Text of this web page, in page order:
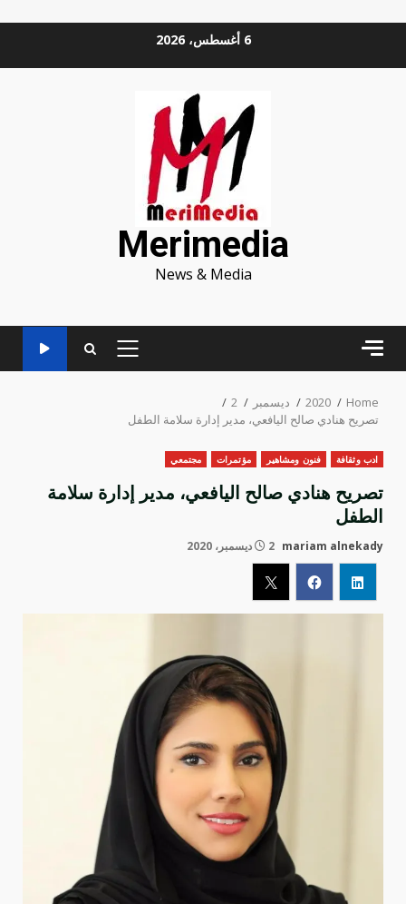
6 أغسطس، 2026
Merimedia
News & Media
PRIMARY
Home
2020 ديسمبر
2
تصريح هنادي صالح اليافعي، مدير إدارة سلامة الطفل
ادب وثقافة فنون ومشاهير مؤتمرات مجتمعي
تصريح هنادي صالح اليافعي، مدير إدارة سلامة
الطفل
mariam alnekady 2 ديسمبر، 2020